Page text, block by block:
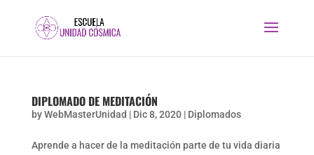
DIPLOMADO DE MEDITACIÓN
byWebMasterUnidad | Dic 8, 2020| Diplomados
Aprende a hacer de la meditación parte de tu vida diaria